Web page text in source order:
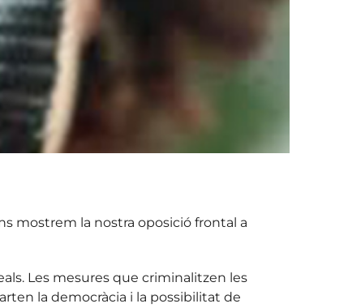
mostrem la nostra oposició frontal a
Les mesures que criminalitzen les
la democràcia i la possibilitat de